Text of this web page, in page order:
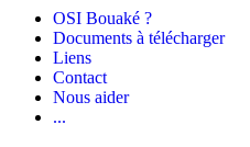
OSI Bouaké ?
Documents à télécharger
Liens
Contact
Nous aider
...